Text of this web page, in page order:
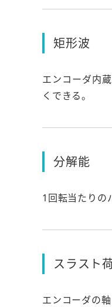
矩形波
エンコーダ内
くできる。
分解能
1回転当たりの
スラスト
エンコーダの